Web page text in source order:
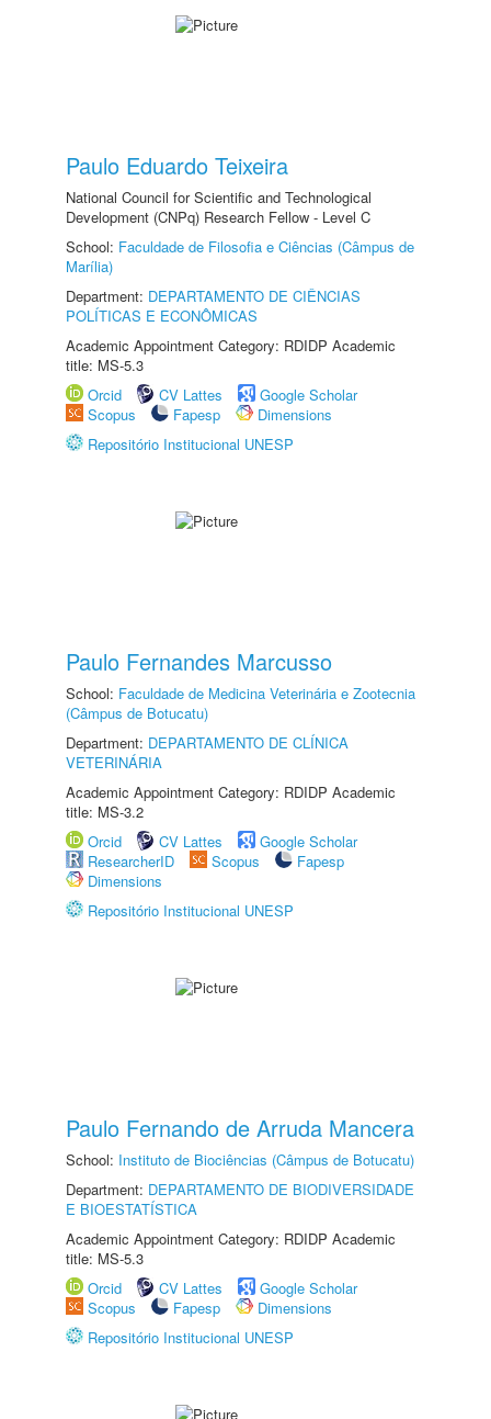
Paulo Eduardo Teixeira
National Council for Scientific and Technological
Development (CNPq) Research Fellow - Level C
School: Faculdade de Filosofia e Ciências (Câmpus de
Marília)
Department: DEPARTAMENTO DE CIÊNCIAS
POLÍTICAS E ECONÔMICAS
Academic Appointment Category: RDIDP Academic
title: MS-5.3
Orcid
CV Lattes
Google Scholar
Scopus
Fapesp
Dimensions
Repositório Institucional UNESP
Paulo Fernandes Marcusso
School: Faculdade de Medicina Veterinária e Zootecnia
(Câmpus de Botucatu)
Department: DEPARTAMENTO DE CLÍNICA
VETERINÁRIA
Academic Appointment Category: RDIDP Academic
title: MS-3.2
Orcid
CV Lattes
Google Scholar
ResearcherID
Scopus
Fapesp
Dimensions
Repositório Institucional UNESP
Paulo Fernando de Arruda Mancera
School: Instituto de Biociências (Câmpus de Botucatu)
Department: DEPARTAMENTO DE BIODIVERSIDADE
E BIOESTATÍSTICA
Academic Appointment Category: RDIDP Academic
title: MS-5.3
Orcid
CV Lattes
Google Scholar
Scopus
Fapesp
Dimensions
Repositório Institucional UNESP